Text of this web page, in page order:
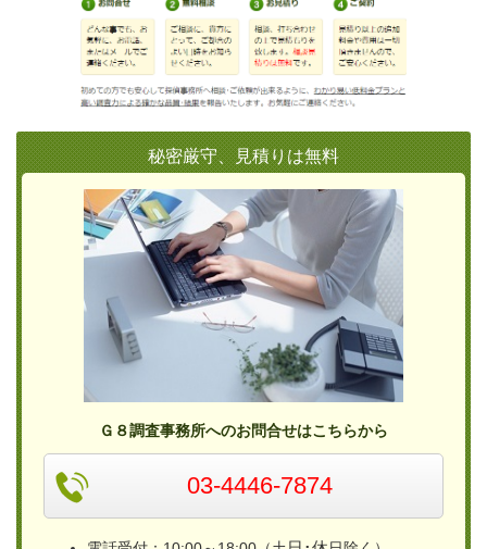
秘密厳守、見積りは無料
Ｇ８調査事務所へのお問合せはこちらから
03-4446-7874